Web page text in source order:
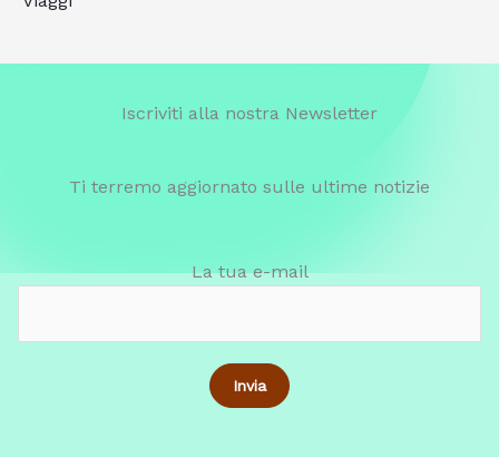
Iscriviti alla nostra Newsletter
Ti terremo aggiornato sulle ultime notizie
La tua e-mail